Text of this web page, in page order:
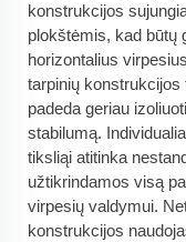
konstrukcijos
plokštėmis, kad būtų
horizontalius
tarpinių
padeda geriau
stabilumą.
tiksliąi atitinka
užtikrindamos visą
virpesių valdymui.
konstrukcijos